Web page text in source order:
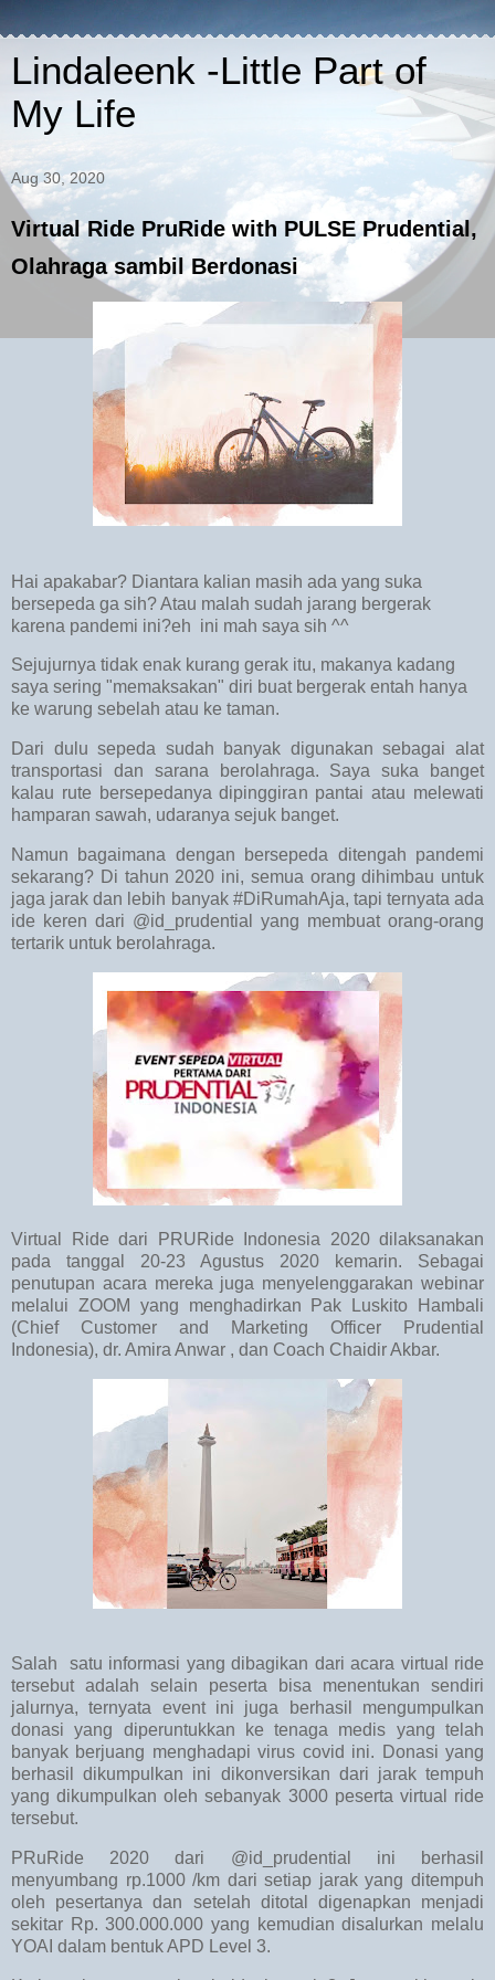
Lindaleenk -Little Part of
My Life
Aug 30, 2020
Virtual Ride PruRide with PULSE Prudential,
Olahraga sambil Berdonasi
Hai apakabar? Diantara kalian masih ada yang suka
bersepeda ga sih? Atau malah sudah jarang bergerak
karena pandemi ini?eh ini mah saya sih ^^
Sejujurnya tidak enak kurang gerak itu, makanya kadang
saya sering "memaksakan" diri buat bergerak entah hanya
ke warung sebelah atau ke taman.
Dari dulu sepeda sudah banyak digunakan sebagai alat
transportasi dan sarana berolahraga. Saya suka banget
kalau rute bersepedanya dipinggiran pantai atau melewati
hamparan sawah, udaranya sejuk banget.
Namun bagaimana dengan bersepeda ditengah pandemi
sekarang? Di tahun 2020 ini, semua orang dihimbau untuk
jaga jarak dan lebih banyak #DiRumahAja, tapi ternyata ada
ide keren dari @id_prudential yang membuat orang-orang
tertarik untuk berolahraga.
Virtual Ride dari PRURide Indonesia 2020 dilaksanakan
pada tanggal 20-23 Agustus 2020 kemarin. Sebagai
penutupan acara mereka juga menyelenggarakan webinar
melalui ZOOM yang menghadirkan Pak Luskito Hambali
(Chief Customer and Marketing Officer Prudential
Indonesia), dr. Amira Anwar , dan Coach Chaidir Akbar.
Salah satu informasi yang dibagikan dari acara virtual ride
tersebut adalah selain peserta bisa menentukan sendiri
jalurnya, ternyata event ini juga berhasil mengumpulkan
donasi yang diperuntukkan ke tenaga medis yang telah
banyak berjuang menghadapi virus covid ini. Donasi yang
berhasil dikumpulkan ini dikonversikan dari jarak tempuh
yang dikumpulkan oleh sebanyak 3000 peserta virtual ride
tersebut.
PRuRide 2020 dari @id_prudential ini berhasil
menyumbang rp.1000 /km dari setiap jarak yang ditempuh
oleh pesertanya dan setelah ditotal digenapkan menjadi
sekitar Rp. 300.000.000 yang kemudian disalurkan melalu
YOAI dalam bentuk APD Level 3.